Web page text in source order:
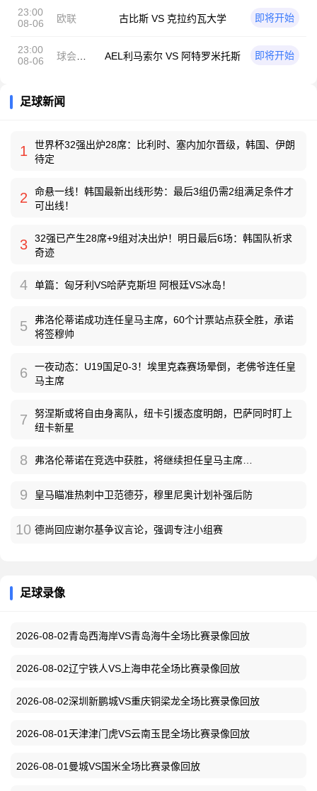
23:00
08-06
欧联 古比斯 VS 克拉约瓦大学 即将开始
23:00
08-06
球会友
AEL利马索尔 VS 阿特罗米托斯 即将开始
足球新闻
1
世界杯32强出炉28席：比利时、塞内加尔晋级，韩国、伊朗
待定
2
命悬一线！韩国最新出线形势：最后3组仍需2组满足条件才
可出线！
3
32强已产生28席+9组对决出炉！明日最后6场：韩国队祈求
奇迹
4 单篇：匈牙利VS哈萨克斯坦 阿根廷VS冰岛！
5
弗洛伦蒂诺成功连任皇马主席，60个计票站点获全胜，承诺
将签穆帅
6
一夜动态：U19国足0-3！埃里克森赛场晕倒，老佛爷连任皇
马主席
7
努涅斯或将自由身离队，纽卡引援态度明朗，巴萨同时盯上
纽卡新星
8 弗洛伦蒂诺在竞选中获胜，将继续担任皇马主席…
9 皇马瞄准热刺中卫范德芬，穆里尼奥计划补强后防
10 德尚回应谢尔基争议言论，强调专注小组赛
足球录像
2026-08-02青岛西海岸VS青岛海牛全场比赛录像回放
2026-08-02辽宁铁人VS上海申花全场比赛录像回放
2026-08-02深圳新鹏城VS重庆铜梁龙全场比赛录像回放
2026-08-01天津津门虎VS云南玉昆全场比赛录像回放
2026-08-01曼城VS国米全场比赛录像回放